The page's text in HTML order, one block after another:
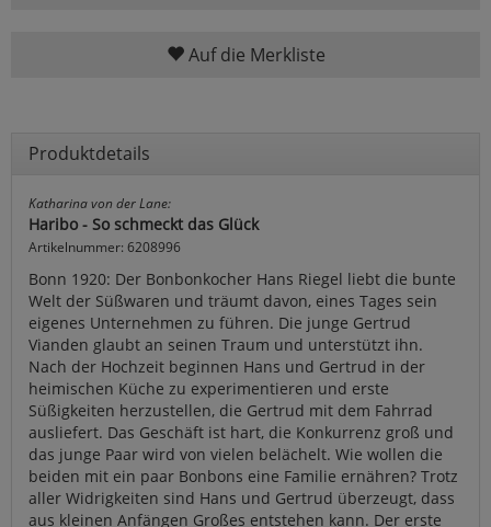
Auf die Merkliste
Produktdetails
Katharina von der Lane:
Haribo - So schmeckt das Glück
Artikelnummer: 6208996
Bonn 1920: Der Bonbonkocher Hans Riegel liebt die bunte
Welt der Süßwaren und träumt davon, eines Tages sein
eigenes Unternehmen zu führen. Die junge Gertrud
Vianden glaubt an seinen Traum und unterstützt ihn.
Nach der Hochzeit beginnen Hans und Gertrud in der
heimischen Küche zu experimentieren und erste
Süßigkeiten herzustellen, die Gertrud mit dem Fahrrad
ausliefert. Das Geschäft ist hart, die Konkurrenz groß und
das junge Paar wird von vielen belächelt. Wie wollen die
beiden mit ein paar Bonbons eine Familie ernähren? Trotz
aller Widrigkeiten sind Hans und Gertrud überzeugt, dass
aus kleinen Anfängen Großes entstehen kann. Der erste